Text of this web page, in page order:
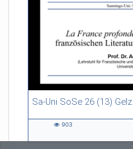
Sa-Uni SoSe 26 (13) Gelz
55:13 duration
903